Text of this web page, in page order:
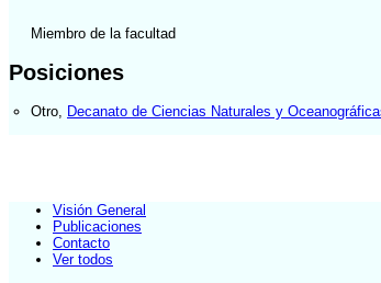
Miembro de la facultad
Posiciones
Otro Decanato de Ciencias Naturales y
Visión General
Publicaciones
Contacto
Ver todos